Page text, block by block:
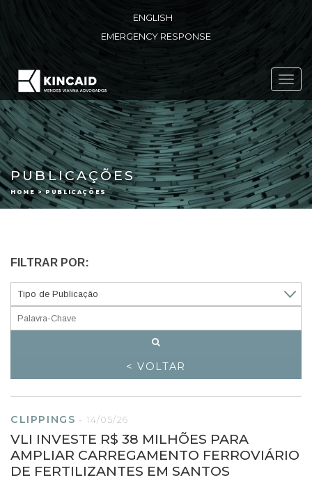
ENGLISH
EMERGENCY RESPONSE
PUBLICAÇÕES
HOME > PUBLICAÇÕES
FILTRAR POR:
< VOLTAR
CLIPPINGS -14/05/26
VLI INVESTE R$ 38 MILHÕES PARA
AMPLIAR CARREGAMENTO FERROVIÁRIO
DE FERTILIZANTES EM SANTOS